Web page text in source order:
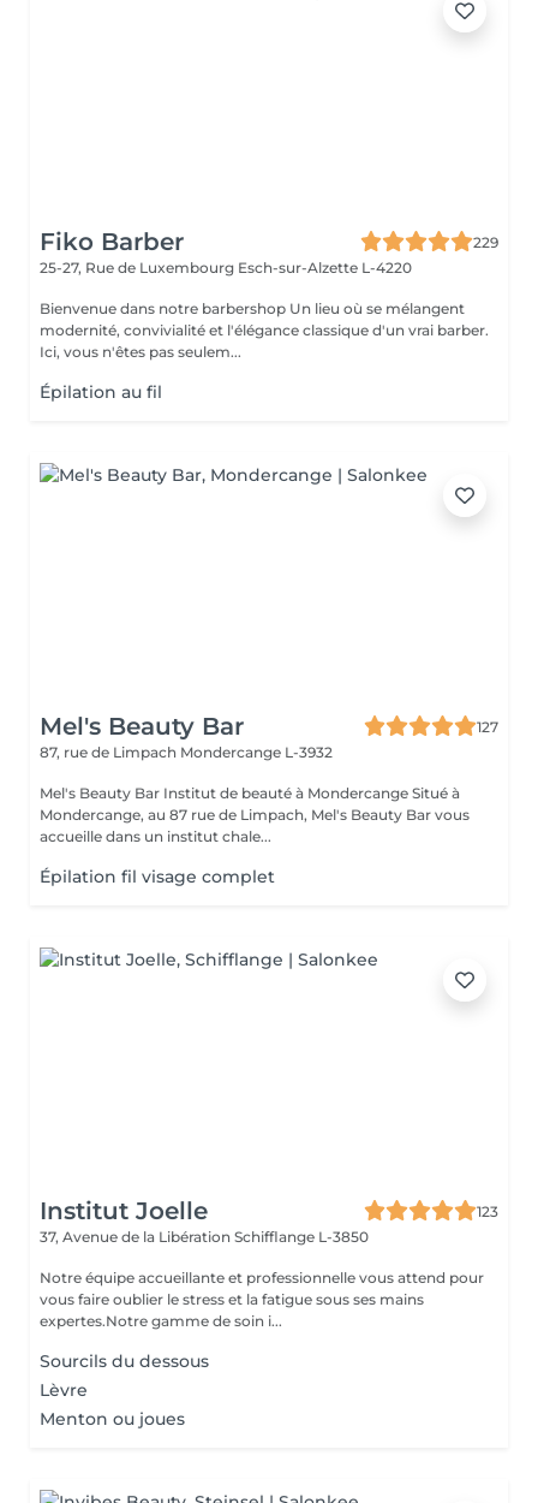
Fiko Barber
229
25-27, Rue de Luxembourg Esch-sur-Alzette L-4220
Bienvenue dans notre barbershop Un lieu où se mélangent
modernité, convivialité et l'élégance classique d'un vrai barber.
Ici, vous n'êtes pas seulem...
Épilation au fil
Mel's Beauty Bar
127
87, rue de Limpach Mondercange L-3932
Mel's Beauty Bar Institut de beauté à Mondercange Situé à
Mondercange, au 87 rue de Limpach, Mel's Beauty Bar vous
accueille dans un institut chale...
Épilation fil visage complet
Institut Joelle
123
37, Avenue de la Libération Schifflange L-3850
Notre équipe accueillante et professionnelle vous attend pour
vous faire oublier le stress et la fatigue sous ses mains
expertes.Notre gamme de soin i...
Sourcils du dessous
Lèvre
Menton ou joues